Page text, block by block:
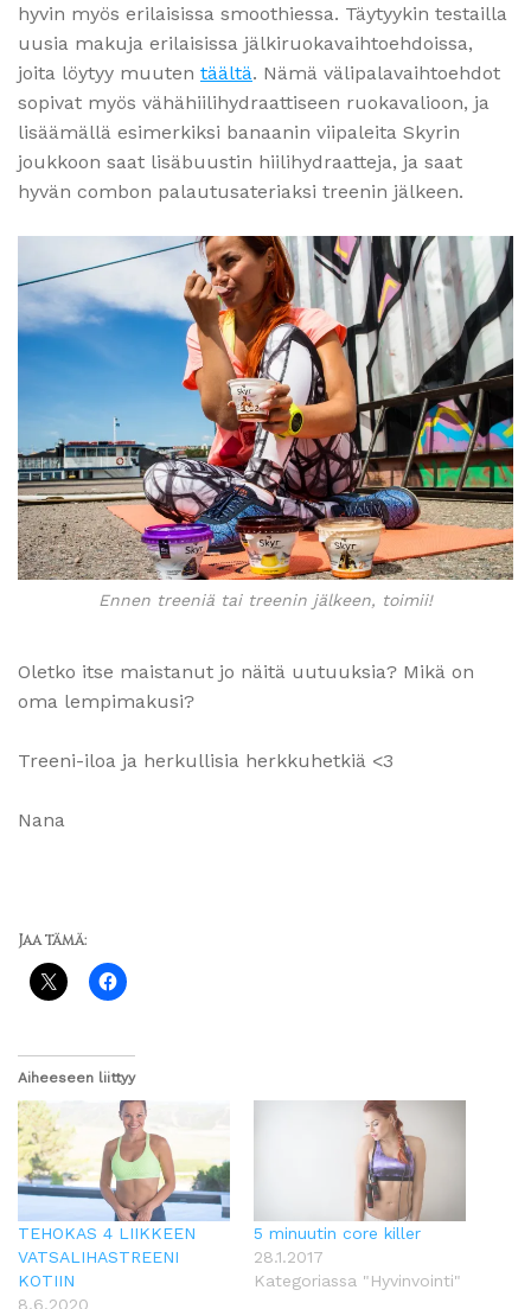
hyvin myös erilaisissa smoothiessa. Täytyykin testailla
uusia makuja erilaisissa jälkiruokavaihtoehdoissa,
joita löytyy muuten täältä. Nämä välipalavaihtoehdot
sopivat myös vähähiilihydraattiseen ruokavalioon, ja
lisäämällä esimerkiksi banaanin viipaleita Skyrin
joukkoon saat lisäbuustin hiilihydraatteja, ja saat
hyvän combon palautusateriaksi treenin jälkeen.
Ennen treeniä tai treenin jälkeen, toimii!
Oletko itse maistanut jo näitä uutuuksia? Mikä on
oma lempimakusi?
Treeni-iloa ja herkullisia herkkuhetkiä <3
Nana
Jaa tämä:
Aiheeseen liittyy
TEHOKAS 4 LIIKKEEN
VATSALIHASTREENI
KOTIIN
8.6.2020
5 minuutin core killer
28.1.2017
Kategoriassa "Hyvinvointi"